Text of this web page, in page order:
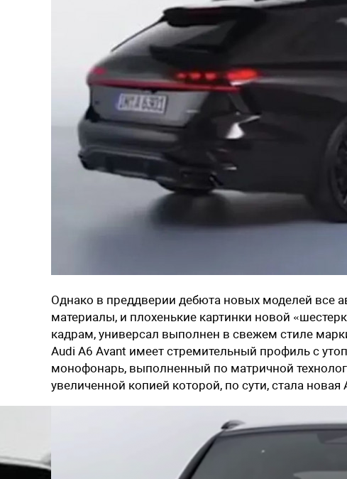
Однако в преддверии дебюта новых моделей все
материалы, и плохенькие картинки новой
кадрам, универсал выполнен в свежем стиле
Audi A6 Avant имеет стремительный профиль с
монофонарь, выполненный по матричной
увеличенной копией которой, по сути, стала новая